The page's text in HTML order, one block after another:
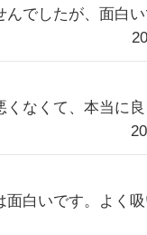
でしたが、面白い
なくて、本当に良
面白いです。よく